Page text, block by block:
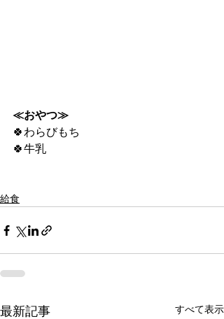
≪おやつ≫
🍀わらびもち
🍀牛乳
給食
最新記事 すべて表示